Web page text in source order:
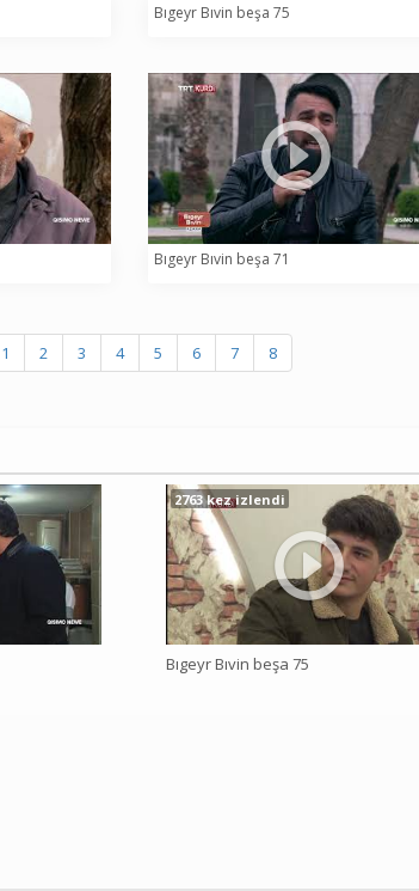
Bıgeyr Bıvin beşa 75
Bıgeyr Bıvin beşa 71
1 2 3 4 5 6 7 8
Bıgeyr Bıvin beşa 75
2763 kez izlendi